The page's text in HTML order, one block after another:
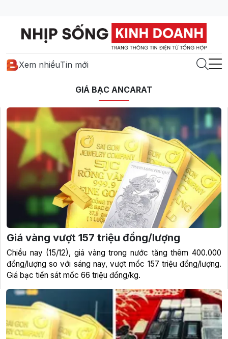
Xem nhiềuTin mới
GIÁ BẠC ANCARAT
Giá vàng vượt 157 triệu đồng/lượng
Chiều nay (15/12), giá vàng trong nước tăng thêm 400.000
đồng/lượng so với sáng nay, vượt mốc 157 triệu đồng/lượng.
Giá bạc tiến sát mốc 66 triệu đồng/kg.